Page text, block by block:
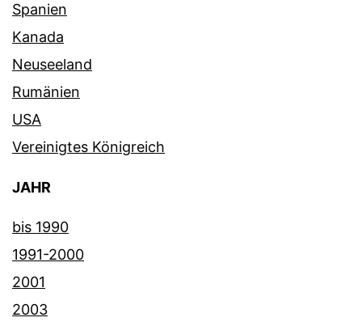
Spanien
Kanada
Neuseeland
Rumänien
USA
Vereinigtes Königreich
JAHR
bis 1990
1991-2000
2001
2003